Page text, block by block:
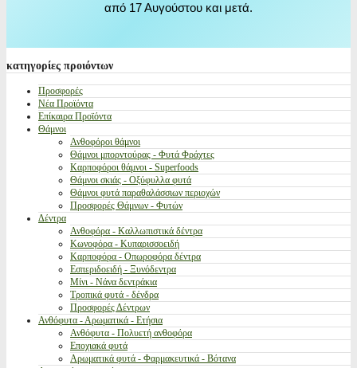
από 17 Αυγούστου και μετά.
κατηγορίες προιόντων
Προσφορές
Νέα Προϊόντα
Επίκαιρα Προϊόντα
Θάμνοι
Ανθοφόροι θάμνοι
Θάμνοι μπορντούρας - Φυτά Φράχτες
Καρποφόροι θάμνοι - Superfoods
Θάμνοι σκιάς - Οξύφυλλα φυτά
Θάμνοι φυτά παραθαλάσσιων περιοχών
Προσφορές Θάμνων - Φυτών
Δέντρα
Ανθοφόρα - Καλλωπιστικά δέντρα
Κωνοφόρα - Κυπαρισσοειδή
Καρποφόρα - Οπωροφόρα δέντρα
Εσπεριδοειδή - Ξυνόδεντρα
Μίνι - Νάνα δεντράκια
Τροπικά φυτά - δένδρα
Προσφορές Δέντρων
Ανθόφυτα - Αρωματικά - Ετήσια
Ανθόφυτα - Πολυετή ανθοφόρα
Εποχιακά φυτά
Αρωματικά φυτά - Φαρμακευτικά - Βότανα